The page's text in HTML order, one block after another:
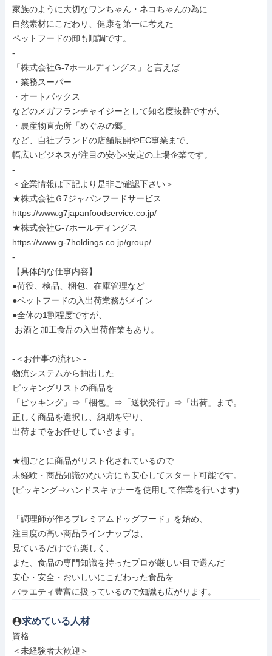
家族のように大切なワンちゃん・ネコちゃんの為に
自然素材にこだわり、健康を第一に考えた
ペットフードの卸も順調です。
-
「株式会社G-7ホールディングス」と言えば
・業務スーパー
・オートバックス
などのメガフランチャイジーとして知名度抜群ですが、
・農産物直売所「めぐみの郷」
など、自社ブランドの店舗展開やEC事業まで、
幅広いビジネスが注目の安心×安定の上場企業です。
-
＜企業情報は下記より是非ご確認下さい＞
★株式会社Ｇ7ジャパンフードサービス
https://www.g7japanfoodservice.co.jp/
★株式会社G-7ホールディングス
https://www.g-7holdings.co.jp/group/
-
【具体的な仕事内容】
●荷役、検品、梱包、在庫管理など
●ペットフードの入出荷業務がメイン
●全体の1割程度ですが、
-＜お仕事の流れ＞-
物流システムから抽出した
ピッキングリストの商品を
「ピッキング」⇒「梱包」⇒「送状発行」⇒「出荷」まで。
正しく商品を選択し、納期を守り、
出荷までをお任せしていきます。
★棚ごとに商品がリスト化されているので
未経験・商品知識のない方にも安心してスタート可能です。
(ピッキング⇒ハンドスキャナーを使用して作業を行います)
「調理師が作るプレミアムドッグフード」を始め、
注目度の高い商品ラインナップは、
見ているだけでも楽しく、
また、食品の専門知識を持ったプロが厳しい目で選んだ
安心・安全・おいしいにこだわった食品を
バラエティ豊富に扱っているので知識も広がります。
求めている人材
資格
＜未経験者大歓迎＞